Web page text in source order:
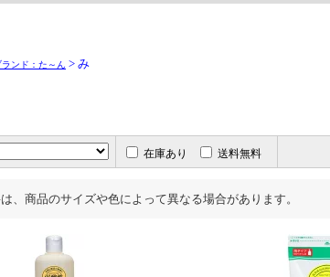
ランド：た～ん > み
在庫あり 送料無料
、商品のサイズや色によって異なる場合があります。